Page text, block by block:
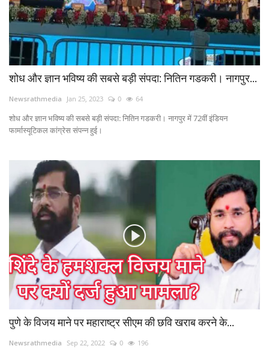
शोध और ज्ञान भविष्य की सबसे बड़ी संपदा: नितिन गडकरी। नागपुर...
Newsrathmedia Jan 25, 2023 0 64
शोध और ज्ञान भविष्य की सबसे बड़ी संपदा: नितिन गडकरी। नागपुर में 72वीं इंडियन
फार्मास्यूटिकल कांग्रेस संपन्न हुई।
पुणे के विजय माने पर महाराष्ट्र सीएम की छवि खराब करने के...
Newsrathmedia Sep 22, 2022 0 196